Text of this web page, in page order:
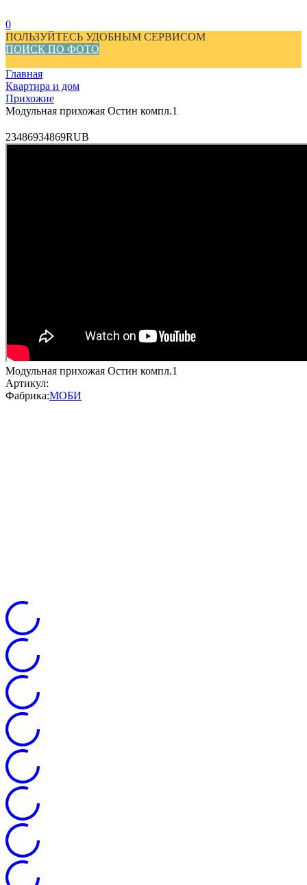
0
ПОЛЬЗУЙТЕСЬ УДОБНЫМ СЕРВИСОМ
ПОИСК ПО ФОТО
Главная
Квартира и дом
Прихожие
Модульная прихожая Остин компл.1
23486934869RUB
Модульная прихожая Остин компл.1
Артикул:
Фабрика:МОБИ